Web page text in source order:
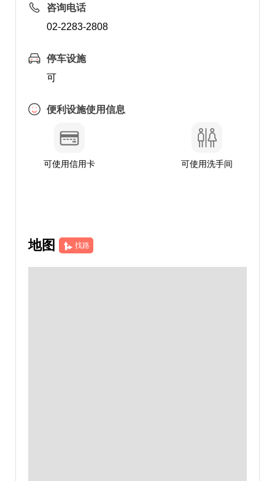
咨询电话
02-2283-2808
停车设施
可
便利设施使用信息
可使用信用卡 可使用洗手间
地图 找路